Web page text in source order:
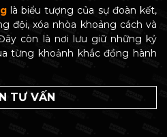
là biểu tượng của sự đoàn kết,
đội, xóa nhòa khoảng cách và
còn là nơi lưu giữ những kỷ
từng khoảnh khắc đồng hành
TƯ VẤN